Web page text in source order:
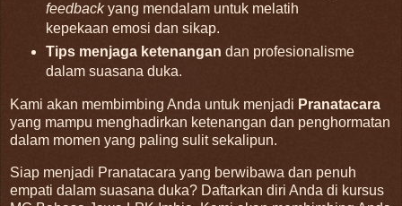
feedbackyang mendalam untuk melatih
kepekaan emosi dan sikap.
Tips menjaga ketenangan dan profesionalisme
dalam suasana duka.
Kami akan membimbing Anda untuk menjadi Pranatacara
yang mampu menghadirkan ketenangan dan penghormatan
dalam momen yang paling sulit sekalipun.
Siap menjadi Pranatacara yang berwibawa dan penuh
empati dalam suasana duka? Daftarkan diri Anda di kursus